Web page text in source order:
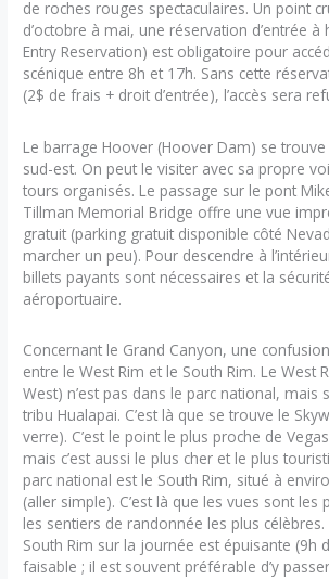
de roches rouges spectaculaires. Un point
d’octobre à mai, une réservation d’entrée
Entry Reservation) est obligatoire pour
scénique entre 8h et 17h. Sans cette
(2$ de frais + droit d’entrée), l’accès sera
Le barrage Hoover (Hoover Dam) se
sud-est. On peut le visiter avec sa propre
tours organisés. Le passage sur le pont
Tillman Memorial Bridge offre une vue
gratuit (parking gratuit disponible côté
marcher un peu). Pour descendre à
billets payants sont nécessaires et la
aéroportuaire.
Concernant le Grand Canyon, une
entre le West Rim et le South Rim. Le West
West) n’est pas dans le parc national, mais
tribu Hualapai. C’est là que se trouve le
verre). C’est le point le plus proche de
mais c’est aussi le plus cher et le plus
parc national est le South Rim, situé à
(aller simple). C’est là que les vues sont les
les sentiers de randonnée les plus
South Rim sur la journée est épuisante (9h
faisable ; il est souvent préférable d’y